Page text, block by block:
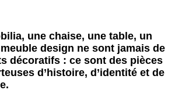
une chaise, une table, un
design ne sont jamais de
décoratifs : ce sont des pièces
d’histoire, d’identité et de